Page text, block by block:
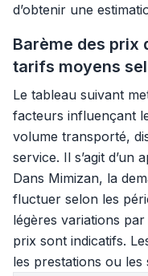
d’obtenir une
Barème des prix
tarifs moyens
Le tableau suivant
facteurs influençant
volume transporté,
service. Il s’agit d’un
Dans Mimizan, la
fluctuer selon les
légères variations
prix sont indicatifs.
les prestations ou les